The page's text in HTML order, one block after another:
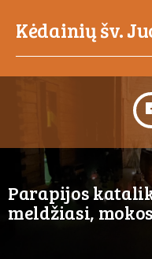
Kėdainių šv.
Parapijos
meldžiasi,